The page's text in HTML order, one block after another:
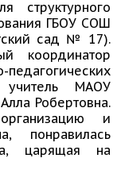
структурного
ГБОУ СОШ
сад № 17).
координатор
МАОУ
Робертовна.
и
понравилась
царящая на